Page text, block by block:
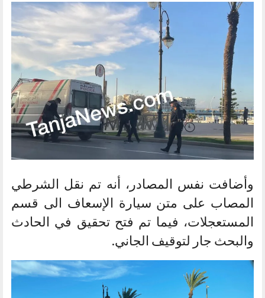
وأضافت نفس المصادر، أنه تم نقل الشرطي
المصاب على متن سيارة الإسعاف الى قسم
المستعجلات، فيما تم فتح تحقيق في الحادث
والبحث جار لتوقيف الجاني.